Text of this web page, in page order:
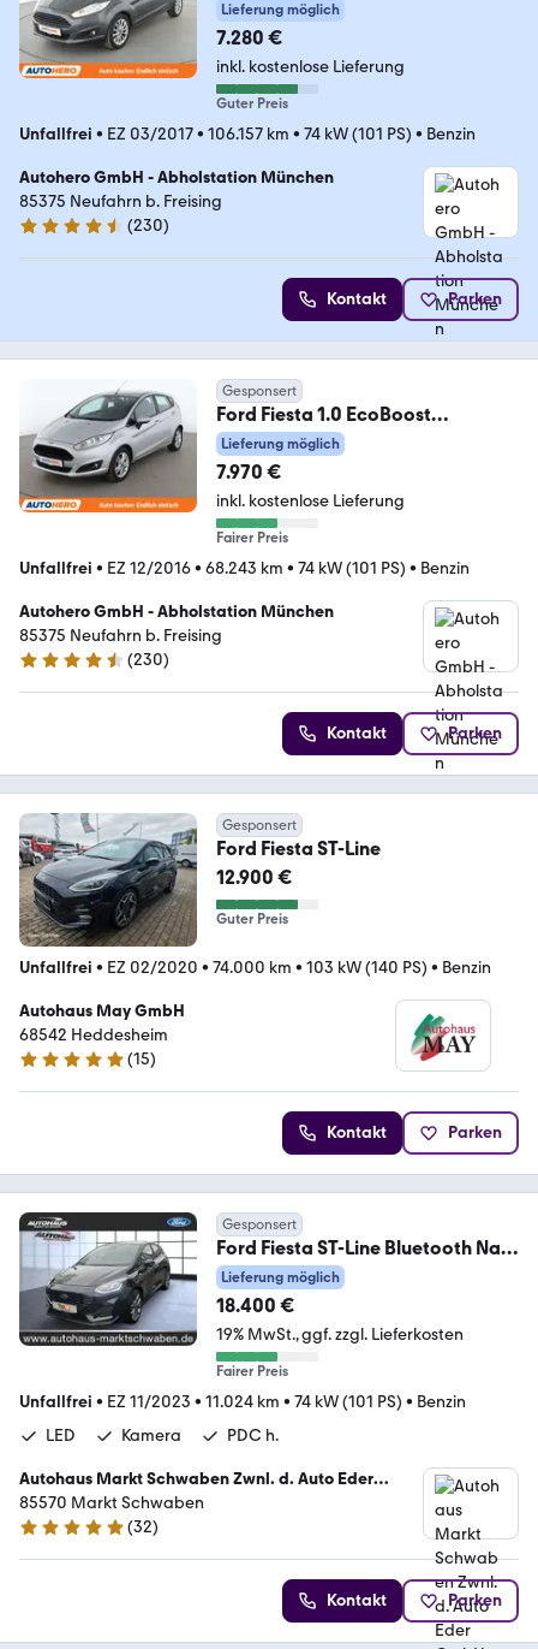
Lieferung möglich
7.280 €
inkl. kostenlose Lieferung
Guter Preis
Unfallfrei • EZ 03/2017• 106.157 km • 74 kW (101 PS) • Benzin
Autohero GmbH - Abholstation München
85375 Neufahrn b. Freising
4.4 Sterne
(230)
Kontakt Parken
Gesponsert
Ford Fiesta 1.0 EcoBoost
Celebration*SHZ*KLIMA*
Lieferung möglich
7.970 €
inkl. kostenlose Lieferung
Fairer Preis
Unfallfrei • EZ 12/2016• 68.243 km • 74 kW (101 PS) • Benzin
Autohero GmbH - Abholstation München
85375 Neufahrn b. Freising
4.4 Sterne
(230)
Kontakt Parken
Gesponsert
Ford Fiesta ST-Line
12.900 €
Guter Preis
Unfallfrei • EZ 02/2020 • 74.000 km • 103 kW (140 PS) • Benzin
Autohaus May GmbH
68542 Heddesheim
5 Sterne
(15)
Kontakt Parken
Gesponsert
Ford Fiesta ST-Line Bluetooth Navi
LED Klima
Lieferung möglich
18.400 €
19% MwSt. ggf. zzgl. Lieferkosten
Fairer Preis
Unfallfrei • EZ 11/2023 • 11.024 km • 74 kW (101 PS) • Benzin
LED
Kamera PDC h.
Autohaus Markt Schwaben Zwnl. d. Auto Eder
GmbH
85570 Markt Schwaben
5 Sterne
(32)
Kontakt Parken